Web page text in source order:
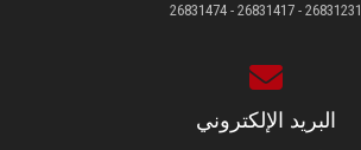
26831231 - 26831417 - 26831474
البريد الإلكتروني